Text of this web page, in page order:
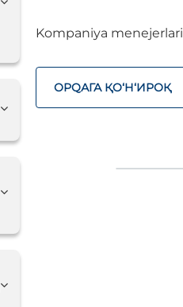
Kompaniya
ОРQАГА ҚO‘Н‘ИРОҚ